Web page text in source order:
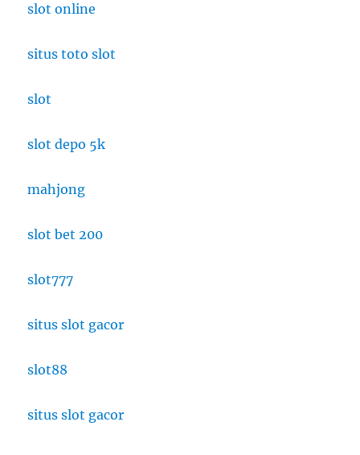
slot online
situs toto slot
slot
slot depo 5k
mahjong
slot bet 200
slot777
situs slot gacor
slot88
situs slot gacor